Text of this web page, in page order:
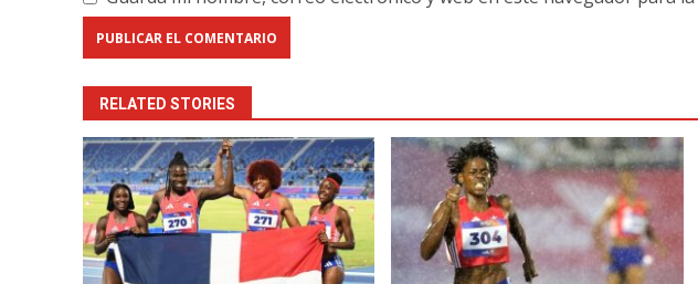
RELATED STORIES